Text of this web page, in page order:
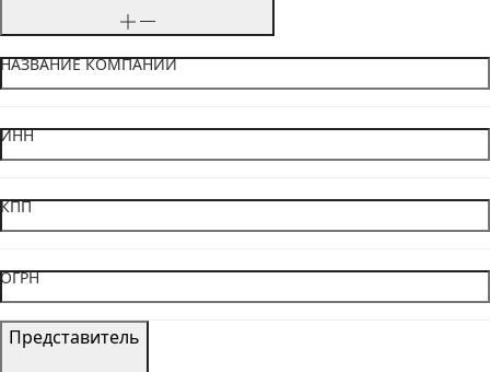
НАЗВАНИЕ КОМПАНИИ
ИНН
КПП
ОГРН
Представитель